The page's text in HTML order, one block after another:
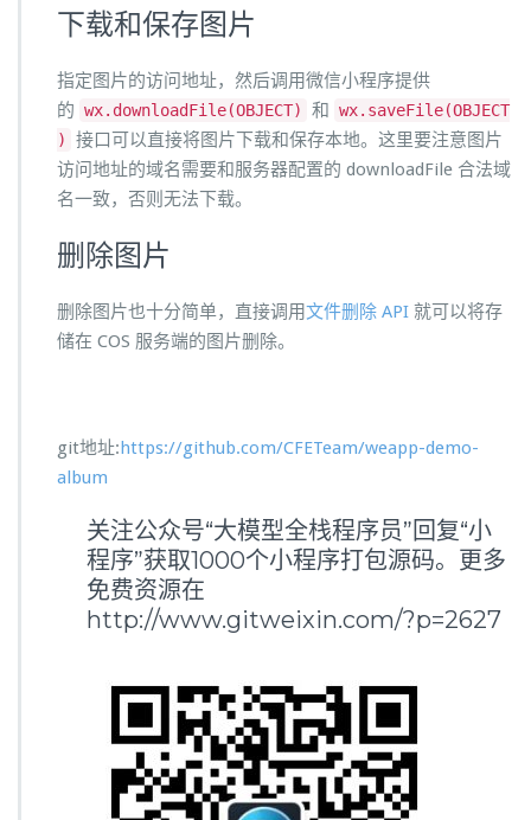
下载和保存图片
指定图片的访问地址，然后调用微信小程序提供
的 wx.downloadFile(OBJECT) 和 wx.saveFile(OBJECT
)
接口可以直接将图片下载和保存本地。这里要注意图片
访问地址的域名需要和服务器配置的 downloadFile 合法域
名一致，否则无法下载。
删除图片
删除图片也十分简单，直接调用文件删除 API 就可以将存
储在 COS 服务端的图片删除。
git地址:https://github.com/CFETeam/weapp-demo-
album
关注公众号“大模型全栈程序员”回复“小
程序”获取1000个小程序打包源码。更多
免费资源在
http://www.gitweixin.com/?p=2627